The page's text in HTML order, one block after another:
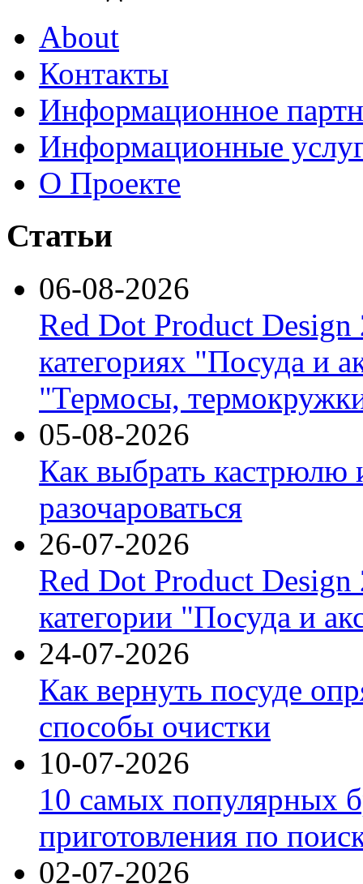
About
Контакты
Информационное
Информационные
О Проекте
Статьи
06-08-2026
Red Dot Product Design
категориях "Посуда и
"Термосы,
05-08-2026
Как выбрать кастрюлю
разочароваться
26-07-2026
Red Dot Product Design
категории "Посуда и
24-07-2026
Как вернуть посуде
способы очистки
10-07-2026
10 самых популярных
приготовления по
02-07-2026